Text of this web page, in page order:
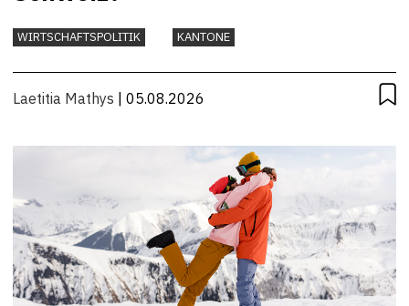
WIRTSCHAFTSPOLITIK KANTONE
Laetitia Mathys | 05.08.2026